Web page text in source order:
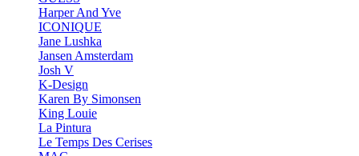
Harper And Yve
ICONIQUE
Jane Lushka
Jansen Amsterdam
Josh V
K-Design
Karen By Simonsen
King Louie
La Pintura
Le Temps Des Cerises